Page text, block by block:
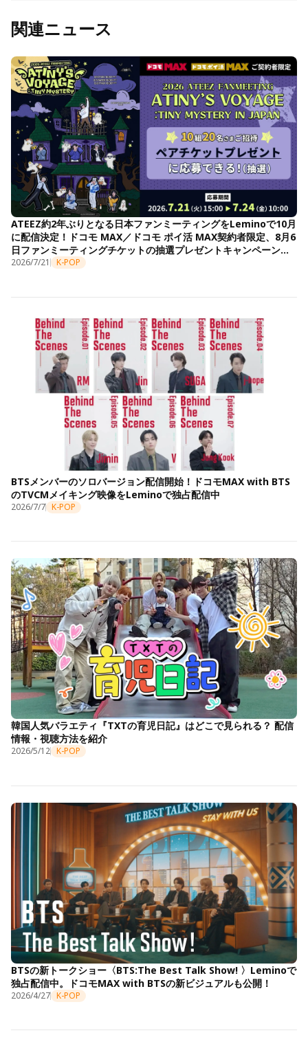
関連ニュース
ATEEZ約2年ぶりとなる日本ファンミーティングをLeminoで10月
に配信決定！ドコモ MAX／ドコモ ポイ活 MAX契約者限定、8月6
日ファンミーティングチケットの抽選プレゼントキャンペーンも
開始
2026/7/21 K-POP
BTSメンバーのソロバージョン配信開始！ドコモMAX with BTS
のTVCMメイキング映像をLeminoで独占配信中
2026/7/7 K-POP
韓国人気バラエティ『TXTの育児日記』はどこで見られる？ 配信
情報・視聴方法を紹介
2026/5/12 K-POP
BTSの新トークショー〈BTS:The Best Talk Show! 〉Leminoで
独占配信中。ドコモMAX with BTSの新ビジュアルも公開！
2026/4/27 K-POP